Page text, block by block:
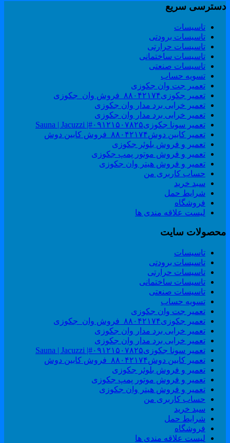
سریع
تاسیسات
تاسیسات برودتی
تاسیسات حرارتی
تاسیسات ساختمانی
تاسیسات صنعتی
تسویه حساب
تعمیر جت وان جکوزی
تعمیر جکوزی۸۸۰۴۲۱۷۴_فروش وان_جکوزی
تعمیر خرابی برد مدار وان جکوزی
تعمیر خرابی برد مدار وان جکوزی
تعمیر سونا جکوزی۰۹۱۲۱۵۰۷۸۲۵#| Sauna | Jacuzzi
تعمیر کابین دوش۸۸۰۴۲۱۷۴_فروش کابین دوش
تعمیر و فروش بلوئر جکوزی
تعمیر و فروش موتور پمپ جکوزی
تعمیر و فروش هیتر وان جکوزی
حساب کاربری من
سبد خرید
شرایط حمل
فروشگاه
لیست علاقه مندی ها
سایت
تاسیسات
تاسیسات برودتی
تاسیسات حرارتی
تاسیسات ساختمانی
تاسیسات صنعتی
تسویه حساب
تعمیر جت وان جکوزی
تعمیر جکوزی۸۸۰۴۲۱۷۴_فروش وان_جکوزی
تعمیر خرابی برد مدار وان جکوزی
تعمیر خرابی برد مدار وان جکوزی
تعمیر سونا جکوزی۰۹۱۲۱۵۰۷۸۲۵#| Sauna | Jacuzzi
تعمیر کابین دوش۸۸۰۴۲۱۷۴_فروش کابین دوش
تعمیر و فروش بلوئر جکوزی
تعمیر و فروش موتور پمپ جکوزی
تعمیر و فروش هیتر وان جکوزی
حساب کاربری من
سبد خرید
شرایط حمل
فروشگاه
لیست علاقه مندی ها